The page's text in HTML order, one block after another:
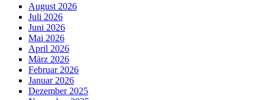
August 2026
Juli 2026
Juni 2026
Mai 2026
April 2026
März 2026
Februar 2026
Januar 2026
Dezember 2025